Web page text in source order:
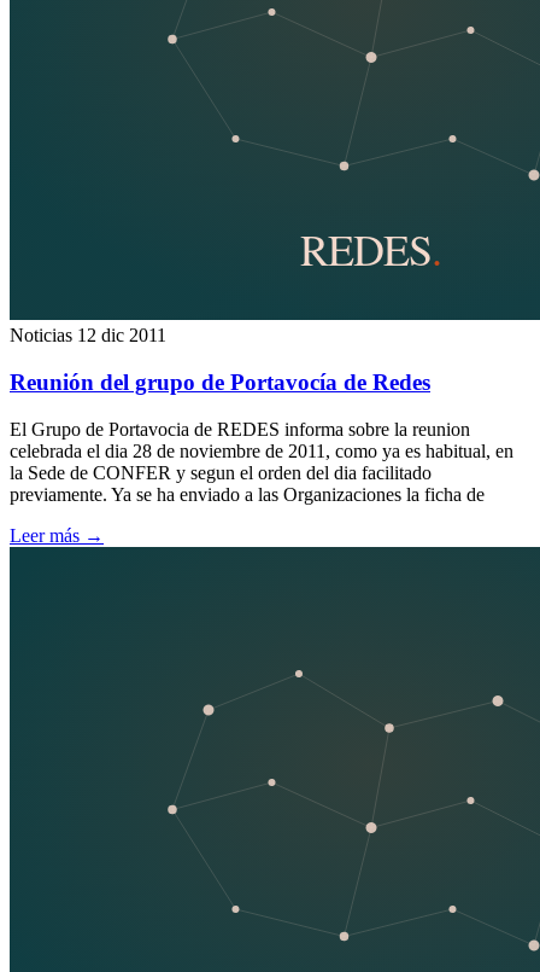
Noticias 12 dic 2011
Reunión del grupo de Portavocía de Redes
El Grupo de Portavocia de REDES informa sobre la reunion
celebrada el dia 28 de noviembre de 2011, como ya es habitual, en
la Sede de CONFER y segun el orden del dia facilitado
previamente. Ya se ha enviado a las Organizaciones la ficha de
Leer más →